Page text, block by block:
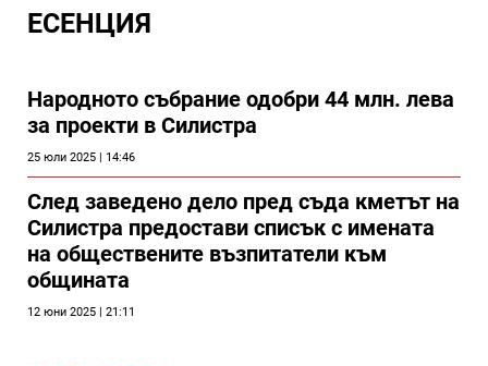
ЕСЕНЦИЯ
Народното събрание одобри 44 млн. лева
за проекти в Силистра
25 юли 2025 | 14:46
След заведено дело пред съда кметът на
Силистра предостави списък с имената
на обществените възпитатели към
общината
12 юни 2025 | 21:11